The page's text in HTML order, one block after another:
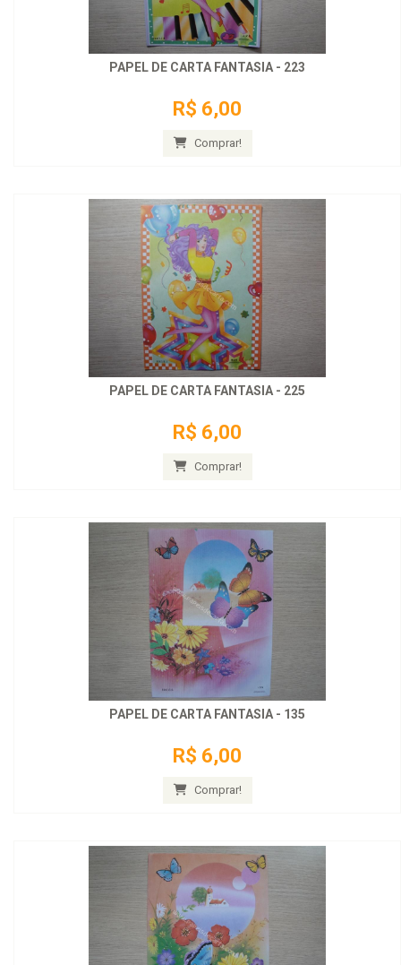
PAPEL DE CARTA FANTASIA - 223
R$ 6,00
Comprar!
PAPEL DE CARTA FANTASIA - 225
R$ 6,00
Comprar!
PAPEL DE CARTA FANTASIA - 135
R$ 6,00
Comprar!